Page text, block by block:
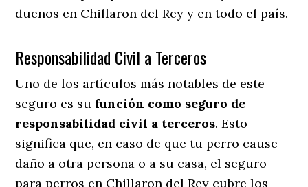
dueños en Chillaron del Rey y en todo el país.
Responsabilidad Civil a Terceros
Uno de los artículos más notables de este
seguro es su función como seguro de
responsabilidad civil a terceros. Esto
significa que, en caso de que tu perro cause
daño a otra persona o a su casa, el seguro
para perros en Chillaron del Rey cubre los